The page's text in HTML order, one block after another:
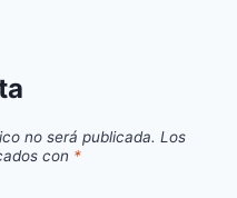
no será publicada. Los
con *